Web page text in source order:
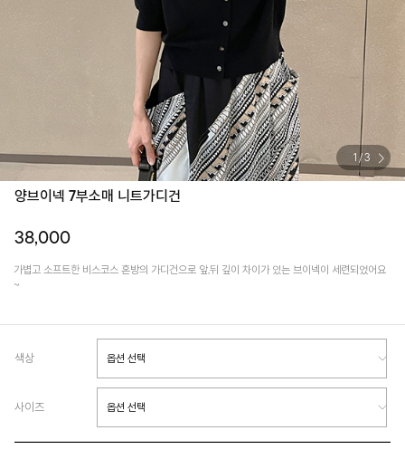
/ 3
양브이넥 7부소매 니트가디건
38,000
가볍고 소프트한 비스코스 혼방의 가디건으로 앞,뒤 깊이 차이가 있는 브이넥이 세련되었어요
~
색상
사이즈